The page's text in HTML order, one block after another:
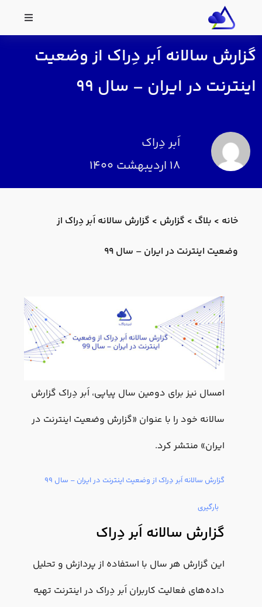
گزارش سالانه اَبر دِراک از وضعیت
اینترنت در ایران – سال ۹۹
اَبر دِراک
۱۸ اردیبهشت ۱۴۰۰
خانه > بلاگ > گزارش > گزارش سالانه اَبر دِراک از
وضعیت اینترنت در ایران – سال ۹۹
امسال نیز برای دومین سال پیاپی، اَبر دِراک گزارش
سالانه خود را با عنوان «گزارش وضعیت اینترنت در
ایران» منتشر کرد.
گزارش سالانه اَبر دِراک از وضعیت اینترنت در ایران – سال ۹۹
بارگیری
گزارش سالانه اَبر دِراک
این گزارش هر سال با استفاده از پردازش و تحلیل
داده‌های فعالیت کاربران اَبر دِراک در اینترنت تهیه